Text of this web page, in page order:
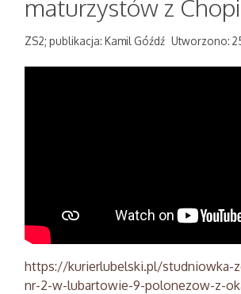
maturzystów z
ZS2; publikacja: Kamil Góźdź Utworzono:
https://kurierlubelski.pl/studniowka-
nr-2-w-lubartowie-9-polonezow-z-